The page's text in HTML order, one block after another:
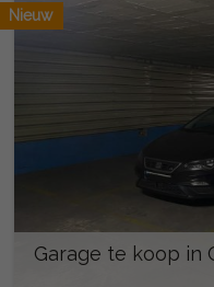
Nieuw
Garage te koop in